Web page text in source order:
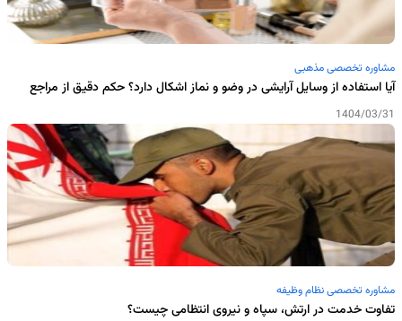
مشاوره تخصصی مذهبی
آیا استفاده از وسایل آرایشی در وضو و نماز اشکال دارد؟ حکم دقیق از مراجع
1404/03/31
مشاوره تخصصی نظام وظیفه
تفاوت خدمت در ارتش، سپاه و نیروی انتظامی چیست؟